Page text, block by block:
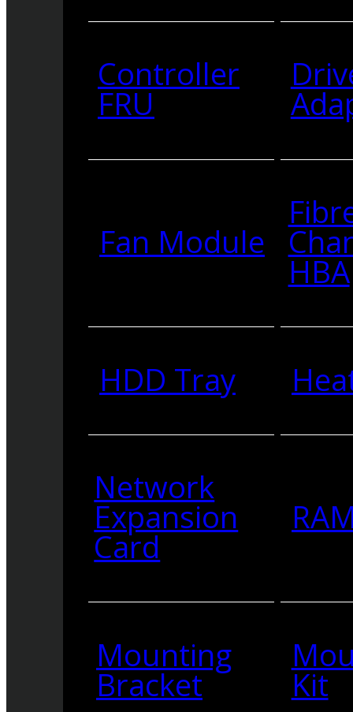
Controller
FRU
Fan Module
HBA
HDD Tray
Network
Expansion
Card
Mounting
Bracket Kit